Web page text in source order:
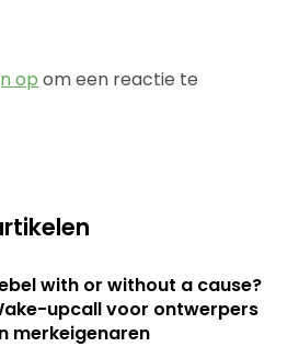
op om een reactie te
with or without a cause?
upcall voor ontwerpers
merkeigenaren